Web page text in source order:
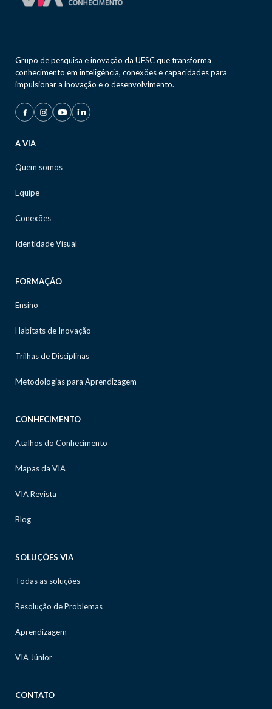
Grupo de pesquisa e inovação da UFSC que transforma
conhecimento em inteligência, conexões e capacidades para
impulsionar a inovação e o desenvolvimento.
A VIA
Quem somos
Equipe
Conexões
Identidade Visual
FORMAÇÃO
Ensino
Habitats de Inovação
Trilhas de Disciplinas
Metodologias para Aprendizagem
CONHECIMENTO
Atalhos do Conhecimento
Mapas da VIA
VIA Revista
Blog
SOLUÇÕES VIA
Todas as soluções
Resolução de Problemas
Aprendizagem
VIA Júnior
CONTATO